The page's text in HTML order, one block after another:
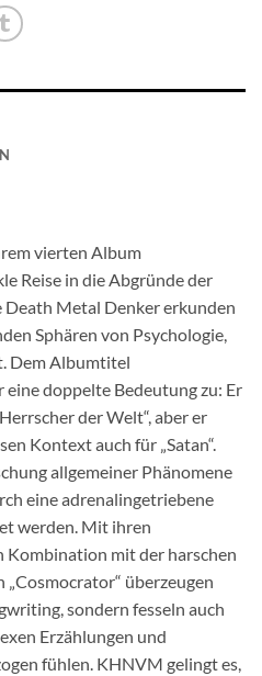
vierten Album
Reise in die Abgründe der
Death Metal Denker erkunden
Sphären von Psychologie,
Dem Albumtitel
eine doppelte Bedeutung zu: Er
der Welt“, aber er
Kontext auch für „Satan“.
allgemeiner Phänomene
eine adrenalingetriebene
werden. Mit ihren
Kombination mit der harschen
überzeugen
sondern fesseln auch
Erzählungen und
fühlen. KHNVM gelingt es,